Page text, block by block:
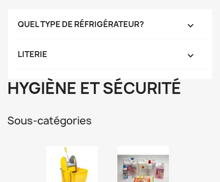
QUEL TYPE DE RÉFRIGÉRATEUR? 
LITERIE 
HYGIÈNE ET SÉCURITÉ
Sous-catégories